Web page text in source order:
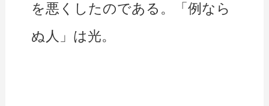
を悪くしたのである。「例なら
ぬ人」は光。